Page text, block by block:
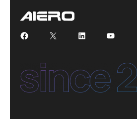
Facebook
X LinkedInYouTube